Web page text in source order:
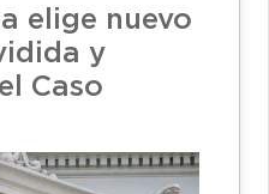
elige nuevo
y
Caso